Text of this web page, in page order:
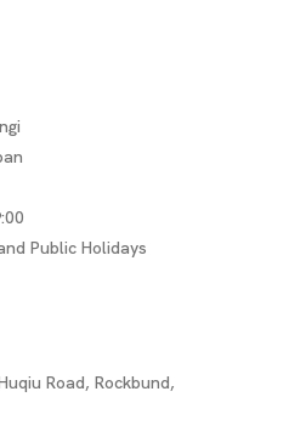
Public Holidays
Road, Rockbund,